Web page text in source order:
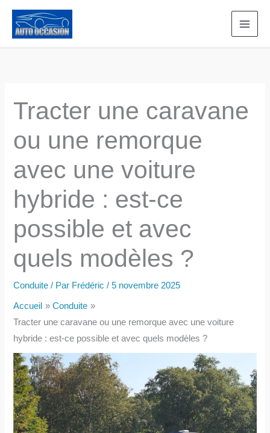
contenu
Tracter une caravane
ou une remorque
avec une voiture
hybride : est-ce
possible et avec
quels modèles ?
Conduite / Par Frédéric/5 novembre 2025
Accueil
Conduite
Tracter une caravane ou une remorque avec une voiture
hybride : est-ce possible et avec quels modèles ?